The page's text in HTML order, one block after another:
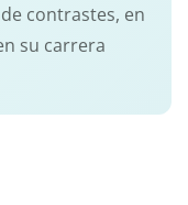
contrastes, en
su carrera